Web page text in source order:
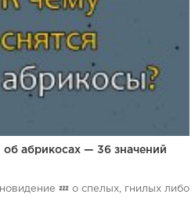
об абрикосах — 36 значений
💤 о спелых, гнилых либо